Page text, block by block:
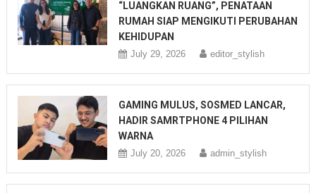
“LUANGKAN RUANG”, PENATAAN
RUMAH SIAP MENGIKUTI PERUBAHAN
KEHIDUPAN
July 29, 2026 editor_stylish
GAMING MULUS, SOSMED LANCAR,
HADIR SAMRTPHONE 4 PILIHAN
WARNA
July 20, 2026 admin_stylish